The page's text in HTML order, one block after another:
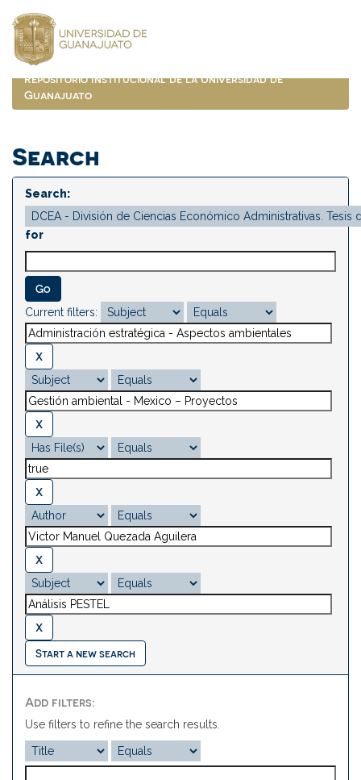
navigation
Repositorio Institucional de la Universidad de
Guanajuato
Search
Search:
for
Current filters:
Start a new search
Add filters:
Use filters to refine the search results.